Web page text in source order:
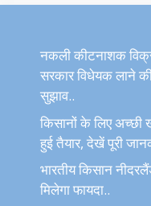
नकली कीटनाशक
सरकार विधेयक लाने
सुझाव..
किसानों के लिए अच्छी
हुई तैयार, देखें पूरी
भारतीय किसान
मिलेगा फायदा..